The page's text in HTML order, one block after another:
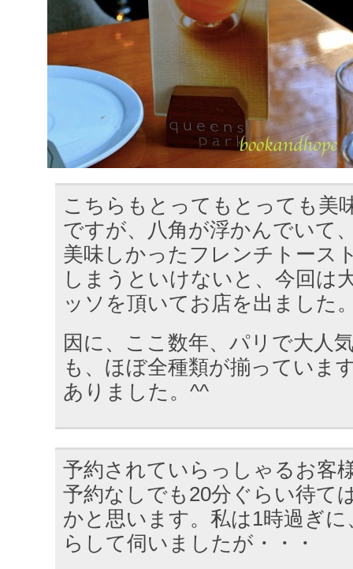
こちらもとってもとっても美
ですが、八角が浮かんでいて
美味しかったフレンチトース
しまうといけないと、今回は
ッソを頂いてお店を出ました
因に、ここ数年、パリで大人
も、ほぼ全種類が揃っていま
ありました。^^
予約されていらっしゃるお客
予約なしでも20分ぐらい待て
かと思います。私は1時過ぎ
らして伺いましたが・・・